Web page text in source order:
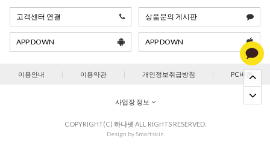
고객센터 연결 상품문의 게시판
APP DOWN APP DOWN
이용안내 이용약관 개인정보취급방침 PC버젼
사업장 정보
COPYRIGHT(C) 하나넷 ALL RIGHTS RESERVED.